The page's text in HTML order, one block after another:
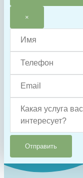
×
Отправить
Тип запчасти